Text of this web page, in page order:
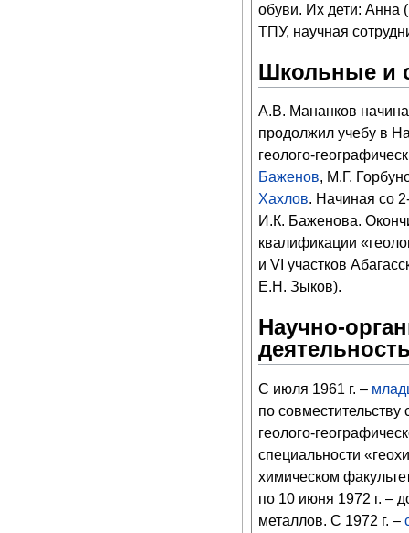
обуви. Их дети: Анна
ТПУ, научная
Школьные и
А.В. Мананков
продолжил учебу в
геолого-
Баженов, М.Г.
Хахлов. Начиная со
И.К. Баженова.
квалификации
и VI участков
Е.Н. Зыков).
Научно-
С июля 1961 г. –
по совместительству
геолого-
специальности
химическом
по 10 июня 1972 г. –
металлов. С 1972 г. –